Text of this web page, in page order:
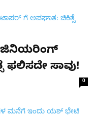
ಸಾವು!
0